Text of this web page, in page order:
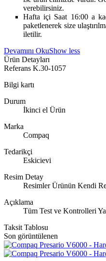
verebilirsiniz.
Hafta içi Saat 16:00 a
paketlenerek size
iletilir.
Devamını OkuShow less
Ürün Detayları
Referans K.30-1057
Bilgi kartı
Durum
İkinci el Ürün
Marka
Compaq
Tedarikçi
Eskicievi
Resim Detay
Resimler Ürünün Kendi
Açıklama
Tüm Test ve Kontrolleri
Taksit Tablosu
Son görüntülenen